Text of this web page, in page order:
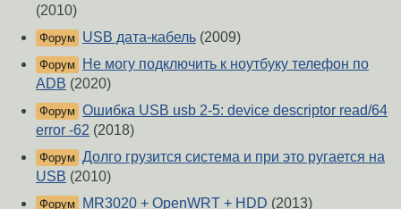
(2010)
Форум USB дата-кабель (2009)
Форум
Не могу подключить к ноутбуку телефон по
ADB (2020)
Форум Ошибка USB usb 2-5: device descriptor read/64
error -62 (2018)
Форум Долго грузится система и при это ругается на
USB (2010)
Форум MR3020 + OpenWRT + HDD (2013)